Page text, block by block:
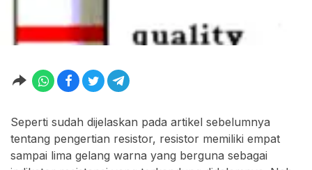
Seperti sudah dijelaskan pada artikel sebelumnya
tentang pengertian resistor, resistor memiliki empat
sampai lima gelang warna yang berguna sebagai